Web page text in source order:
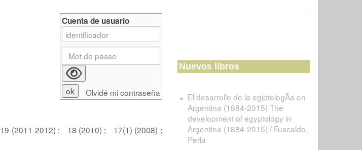
19 (2011-2012) ; 18 (2010) ; 17(1) (2008) ;
Cuenta de usuario
Olvidé mi contraseña
Nuevos libros
El desarrollo de la egiptologÃ­a en
Argentina (1884-2015) The
development of egyptology in
Argentina (1884-2015) / Fuscaldo,
Perla